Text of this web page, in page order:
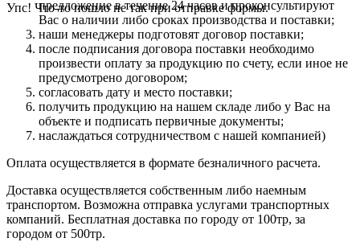
Упс! Что-то пошло не так при отправке формы.
предложение в течение 24 часов и проконсультируют
Вас о наличии либо сроках производства и поставки;
наши менеджеры подготовят договор поставки;
после подписания договора поставки необходимо
произвести оплату за продукцию по счету, если иное не
предусмотрено договором;
согласовать дату и место поставки;
получить продукцию на нашем складе либо у Вас на
объекте и подписать первичные документы;
наслаждаться сотрудничеством с нашей компанией)
Оплата осуществляется в формате безналичного расчета.
Доставка осуществляется собственным либо наемным
транспортом. Возможна отправка услугами транспортных
компаний. Бесплатная доставка по городу от 100тр, за
городом от 500тр.